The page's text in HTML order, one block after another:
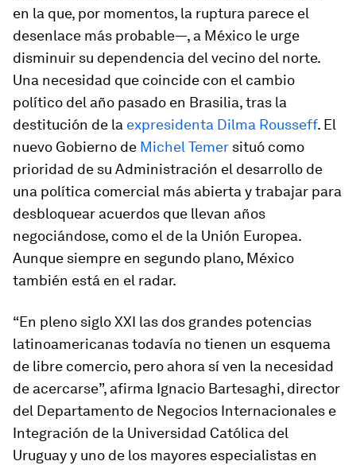
en la que, por momentos, la ruptura parece el
desenlace más probable—, a México le urge
disminuir su dependencia del vecino del norte.
Una necesidad que coincide con el cambio
político del año pasado en Brasilia, tras la
destitución de la expresidenta Dilma Rousseff. El
nuevo Gobierno de Michel Temer situó como
prioridad de su Administración el desarrollo de
una política comercial más abierta y trabajar para
desbloquear acuerdos que llevan años
negociándose, como el de la Unión Europea.
Aunque siempre en segundo plano, México
también está en el radar.
“En pleno siglo XXI las dos grandes potencias
latinoamericanas todavía no tienen un esquema
de libre comercio, pero ahora sí ven la necesidad
de acercarse”, afirma Ignacio Bartesaghi, director
del Departamento de Negocios Internacionales e
Integración de la Universidad Católica del
Uruguay y uno de los mayores especialistas en